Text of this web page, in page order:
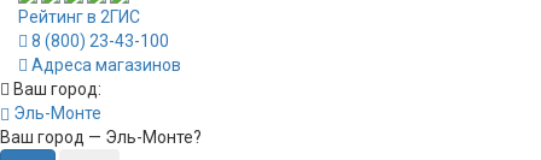
Рейтинг в 2ГИС
8 (800) 23-43-100
Адреса магазинов
Ваш город:
Эль-Монте
Ваш город — Эль-Монте?